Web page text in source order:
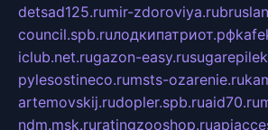
detsad125.rumir-zdoroviya.ru
council.spb.ruлодкипатриот.рф
iclub.net.rugazon-easy.ru
pylesostineco.rumsts-ozarenie.ru
artemovskij.rudopler.spb.ruaid70.ru
ndm.msk.ruratingzooshop.ru